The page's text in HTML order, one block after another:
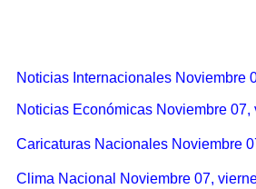
Noticias Internacionales Noviembre
Noticias Económicas Noviembre 07,
Caricaturas Nacionales Noviembre
Clima Nacional Noviembre 07,